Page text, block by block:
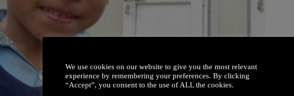
We use cookies on our website to give you the most relevant
experience by remembering your preferences. By clicking
“Accept”, you consent to the use of ALL the cookies.